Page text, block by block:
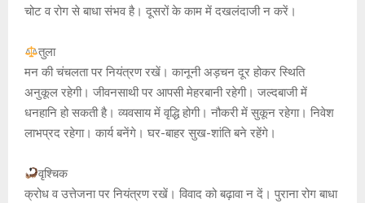
चोट व रोग से बाधा संभव है। दूसरों के काम में दखलंदाजी न करें।
तुला
मन की चंचलता पर नियंत्रण रखें। कानूनी अड़चन दूर होकर स्थिति
अनुकूल रहेगी। जीवनसाथी पर आपसी मेहरबानी रहेगी। जल्दबाजी में
धनहानि हो सकती है। व्यवसाय में वृद्धि होगी। नौकरी में सुकून रहेगा। निवेश
लाभप्रद रहेगा। कार्य बनेंगे। घर-बाहर सुख-शांति बने रहेंगे।
वृश्चिक
क्रोध व उत्तेजना पर नियंत्रण रखें। विवाद को बढ़ावा न दें। पुराना रोग बाधा